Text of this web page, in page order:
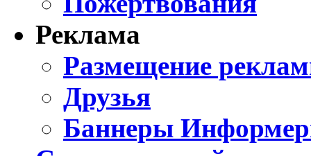
Реклама
Размещение
Друзья
Баннеры